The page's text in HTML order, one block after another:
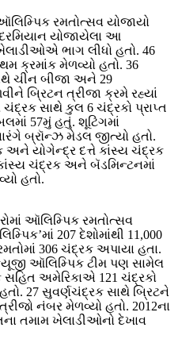
રમતોત્સવ યોજાયો
યોજાયેલા આ
ભાગ લીધો હતો. 46
ક્રમાંક મેળવ્યો હતો. 36
ચીન બીજા અને 29
બ્રિટન ત્રીજા ક્રમે રહ્યાં
સાથે કુલ 6 ચંદ્રકો પ્રાપ્ત
57મું હતું. શૂટિંગમાં
બ્રૉન્ઝ મેડલ જીત્યો હતો.
અને યોગેન્દ્ર દત્તે કાંસ્ય ચંદ્રક
ચંદ્રક અને બૅડમિન્ટનમાં
હતો.
ઑલિમ્પિક રમતોત્સવ
207 દેશોમાંથી 11,000
306 ચંદ્રક અપાયા હતા.
ઑલિમ્પિક ટીમ પણ સામેલ
સહિત અમેરિકાએ 121 ચંદ્રકો
27 સુવર્ણચંદ્રક સાથે બ્રિટને
નંબર મેળવ્યો હતો. 2012ના
તમામ ખેલાડીઓનો દેખાવ